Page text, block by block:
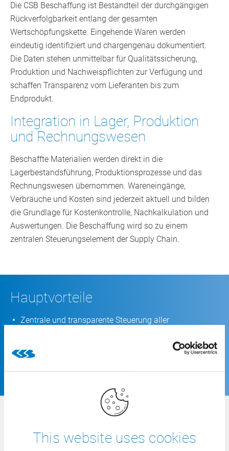
This website uses cookies
Die CSB Beschaffung ist Bestandteil der durchgängigen
Rückverfolgbarkeit entlang der gesamten
Wertschöpfungskette. Eingehende Waren werden
eindeutig identifiziert und chargengenau dokumentiert.
Die Daten stehen unmittelbar für Qualitätssicherung,
Produktion und Nachweispflichten zur Verfügung und
schaffen Transparenz vom Lieferanten bis zum
Endprodukt.
Integration in Lager, Produktion
und Rechnungswesen
Beschaffte Materialien werden direkt in die
Lagerbestandsführung, Produktionsprozesse und das
Rechnungswesen übernommen. Wareneingänge,
Verbräuche und Kosten sind jederzeit aktuell und bilden
die Grundlage für Kostenkontrolle, Nachkalkulation und
Auswertungen. Die Beschaffung wird so zu einem
zentralen Steuerungselement der Supply Chain.
Hauptvorteile
Zentrale und transparente Steuerung aller
Digitale Bestellabwicklung und Datenaustausch
Lückenlose Rückverfolgbarkeit und sichere Einhaltung
regulatorischer Anforderungen
Häufig gestellte Fragen